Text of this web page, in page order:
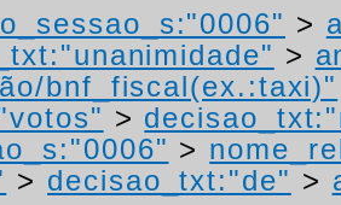
>
>
bnf_fiscal(ex.:taxi)"
>
>
> decisao_txt:"de" >